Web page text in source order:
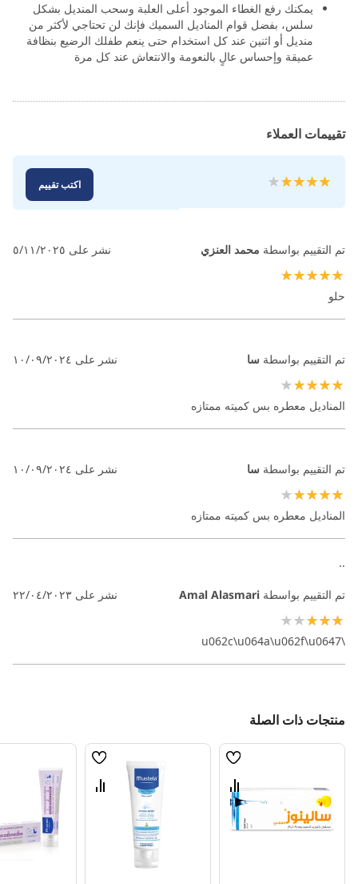
يمكنك رفع الغطاء الموجود أعلى العلبة وسحب المنديل بشكل
سلس، بفضل قوام المناديل السميك فإنك لن تحتاجي لأكثر من
منديل أو اثنين عند كل استخدام حتى ينعم طفلك الرضيع بنظافة
عميقة وإحساس عالٍ بالنعومة والانتعاش عند كل مرة
تقييمات العملاء
تقييم:
اكتب تقييم
تم التقييم بواسطة محمد العنزي نشر على ٥/١١/٢٠٢٥
حلو
تم التقييم بواسطة سا نشر على ١٠/٠٩/٢٠٢٤
المناديل معطره بس كميته ممتازه
تم التقييم بواسطة سا نشر على ١٠/٠٩/٢٠٢٤
المناديل معطره بس كميته ممتازه
..
تم التقييم بواسطة Amal Alasmari نشر على ٢٢/٠٤/٢٠٢٣
\u062c\u064a\u062f\u0647
منتجات ذات الصلة
قائمة
قارن
بين
المنتجات
قائمة
قارن